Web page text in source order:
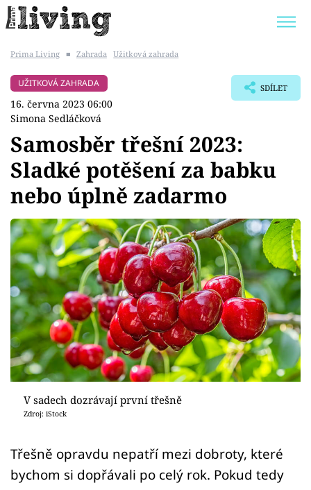
BYDLENÍ SLAVNÝCH
Témata
Bydlení
Zahrada
Design
Sledujte prima+
Přihlášení
Sledujte nás
Prima Living ■ Zahrada Užitková zahrada
UŽITKOVÁ ZAHRADA
16. června 2023 06:00
Simona Sedláčková
SDÍLET
Samosběr třešní 2023:
Sladké potěšení za babku
nebo úplně zadarmo
V sadech dozrávají první třešně
Zdroj: iStock
Třešně opravdu nepatří mezi dobroty, které
bychom si dopřávali po celý rok. Pokud tedy